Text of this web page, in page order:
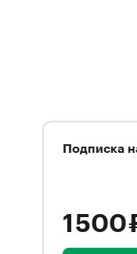
Подписка
1 500